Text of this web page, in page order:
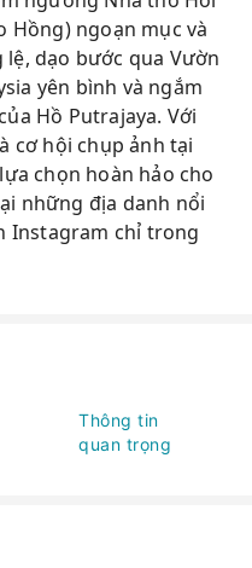
Hồng) ngoạn mục và
dạo bước qua Vườn
yên bình và ngắm
Hồ Putrajaya. Với
cơ hội chụp ảnh tại
chọn hoàn hảo cho
những địa danh nổi
Instagram chỉ trong
Thông tin
quan trọng